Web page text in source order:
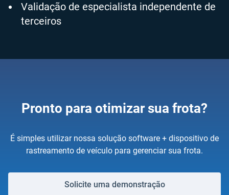
Validação de especialista independente de
terceiros
Pronto para otimizar sua frota?
É simples utilizar nossa solução software + dispositivo de
rastreamento de veículo para gerenciar sua frota.
Solicite uma demonstração